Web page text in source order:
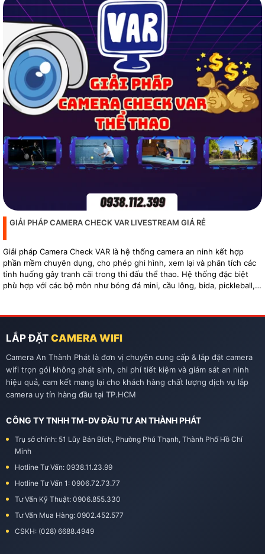
GIẢI PHÁP CAMERA CHECK VAR LIVESTREAM GIÁ RẺ
Giải pháp Camera Check VAR là hệ thống camera an ninh kết hợp
phần mềm chuyên dụng, cho phép ghi hình, xem lại và phân tích các
tình huống gây tranh cãi trong thi đấu thể thao. Hệ thống đặc biệt
phù hợp với các bộ môn như bóng đá mini, cầu lông, bida, pickleball,
LẮP ĐẶT CAMERA WIFI
Camera An Thành Phát là đơn vị chuyên cung cấp & lắp đặt camera
wifi trọn gói không phát sinh, chi phí tiết kiệm và giám sát an ninh
hiệu quả, cam kết mang lại cho khách hàng chất lượng dịch vụ lắp
camera uy tín hàng đầu tại TP.HCM
CÔNG TY TNHH TM-DV ĐẦU TƯ AN THÀNH PHÁT
Trụ sở chính: 51 Lũy Bán Bích, Phường Phú Thạnh, Thành Phố Hồ Chí
Minh
Hotline Tư Vấn: 0938.11.23.99
Hotline Tư Vấn 1: 0906.72.73.77
Tư Vấn Kỹ Thuật: 0906.855.330
Tư Vấn Mua Hàng: 0902.452.577
CSKH: (028) 6688.4949